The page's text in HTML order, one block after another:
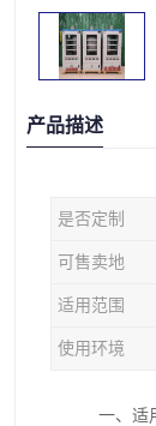
产品描述
是否定制
可售卖地
适用范围
使用环境
一、适